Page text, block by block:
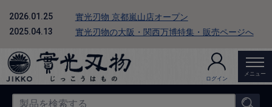
2026.01.25 實光刃物 京都嵐山店オープン
2025.04.13 實光刃物の大阪・関西万博特集・販売ページへ
ログイン
メニュー